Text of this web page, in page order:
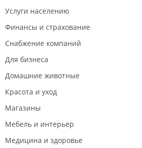
Услуги населению
Финансы и страхование
Снабжение компаний
Для бизнеса
Домашние животные
Красота и уход
Магазины
Мебель и интерьер
Медицина и здоровье